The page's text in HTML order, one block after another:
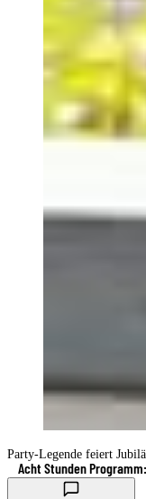
Party-Legende feiert
Acht Stunden